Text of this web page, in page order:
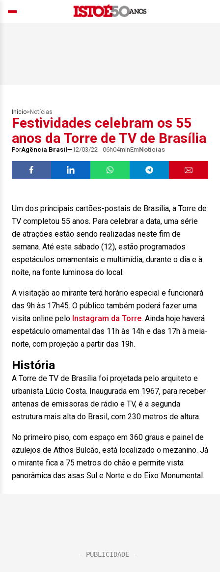
Início> Notícias
Festividades celebram os 55
anos da Torre de TV de Brasília
PorAgência Brasil 12/03/22 - 06h04minEmNotícias
Um dos principais cartões-postais de Brasília, a Torre de
TV completou 55 anos. Para celebrar a data, uma série
de atrações estão sendo realizadas neste fim de
semana. Até este sábado (12), estão programados
espetáculos ornamentais e multimídia, durante o dia e à
noite, na fonte luminosa do local.
A visitação ao mirante terá horário especial e funcionará
das 9h às 17h45. O público também poderá fazer uma
visita online pelo Instagram da Torre. Ainda hoje haverá
espetáculo ornamental das 11h às 14h e das 17h à meia-
noite, com projeção a partir das 19h.
História
A Torre de TV de Brasília foi projetada pelo arquiteto e
urbanista Lúcio Costa. Inaugurada em 1967, para receber
antenas de emissoras de rádio e TV, é a segunda
estrutura mais alta do Brasil, com 230 metros de altura.
No primeiro piso, com espaço em 360 graus e painel de
azulejos de Athos Bulcão, está localizado o mezanino. Já
o mirante fica a 75 metros do chão e permite vista
panorâmica das asas Sul e Norte e do Eixo Monumental.